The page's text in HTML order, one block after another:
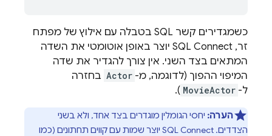
כשמגדירים קשר SQL בטבלה עם אילוץ של מפתח
זר, SQL Connect יוצר באופן אוטומטי את השדה
המתאים בצד השני. אין צורך להגדיר את שדה
המיפוי ההפוך (לדוגמה, מ- Actor בחזרה
ל- MovieActor
).
הערה: יחסי הגומלין מוגדרים בצד אחד, ולא בשני
הצדדים. SQL Connect יוצר שמות עם קווים תחתונים (כמו